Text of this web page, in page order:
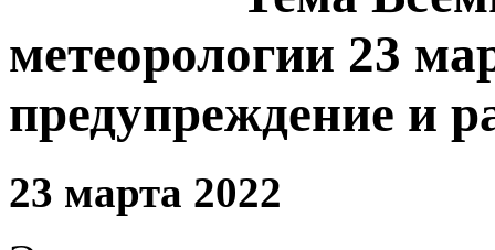
метеорологии 23
предупреждение и
23 марта 2022